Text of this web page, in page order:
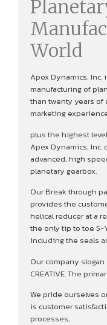
World
Apex Dynamics, Inc.
manufacturing of
than twenty years of
marketing
plus the highest
Apex Dynamics,
advanced, high
planetary gearbox.
Our Break through
provides the
helical reducer at a
the only tip to toe 5-
including the seals
Our company slogan
CREATIVE. The
We pride ourselves
is customer
processes,